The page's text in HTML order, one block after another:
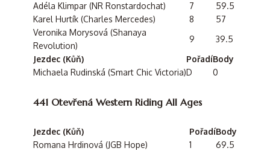
Adéla Klimpar (NR Ronstardochat)
7
59.5
Karel Hurtík (Charles Mercedes)
8
57
Veronika Morysová (Shanaya
Revolution)
9
39.5
Jezdec (Kůň)
PořadíBody
Michaela Rudinská (Smart Chic Victoria)D 0
441 Otevřená Western Riding All Ages
Jezdec (Kůň) PořadíBody
Romana Hrdinová (JGB Hope)
1
69.5